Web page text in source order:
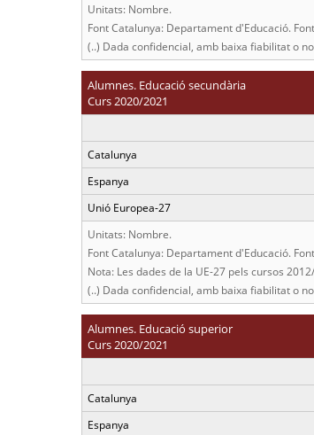
Unitats: Nombre.
Font Catalunya: Departament d'Educació.
(..) Dada confidencial, amb baixa fiabilitat o
Alumnes. Educació secundària
Curs 2020/2021
Catalunya
Espanya
Unió Europea-27
Unitats: Nombre.
Font Catalunya: Departament d'Educació.
Nota: Les dades de la UE-27 pels cursos
(..) Dada confidencial, amb baixa fiabilitat o
Alumnes. Educació superior
Curs 2020/2021
Catalunya
Espanya